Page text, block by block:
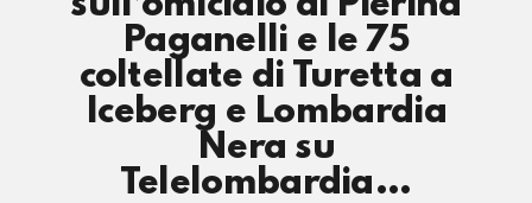
Paganelli e le 75
coltellate di Turetta a
Iceberg e Lombardia
Nera su
Telelombardia…